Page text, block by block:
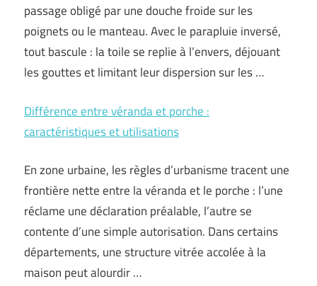
passage obligé par une douche froide sur les
poignets ou le manteau. Avec le parapluie inversé,
tout bascule : la toile se replie à l’envers, déjouant
les gouttes et limitant leur dispersion sur les …
Différence entre véranda et porche :
caractéristiques et utilisations
En zone urbaine, les règles d’urbanisme tracent une
frontière nette entre la véranda et le porche : l’une
réclame une déclaration préalable, l’autre se
contente d’une simple autorisation. Dans certains
départements, une structure vitrée accolée à la
maison peut alourdir …